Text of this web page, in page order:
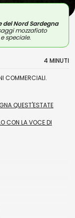
del Nord Sardegna
mozzafiato
speciale.
4 MINUTI
COMMERCIALI.
QUEST'ESTATE
CON LA VOCE DI